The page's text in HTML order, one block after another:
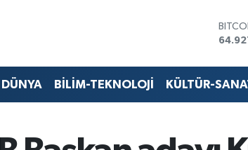
DÜNYA BİLİM-TEKNOLOJİ KÜLTÜR-